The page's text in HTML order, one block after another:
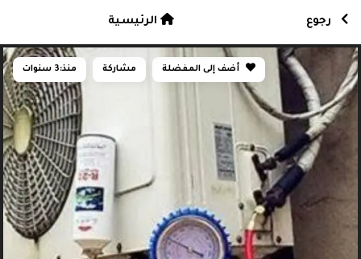
أضف إلى المفضلة مشاركة منذ:3 سنوات
رجوع الرئيسية